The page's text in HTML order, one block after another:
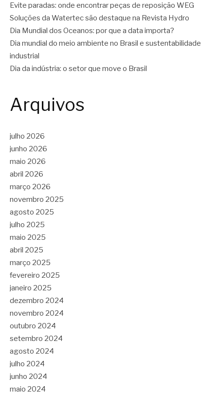
Evite paradas: onde encontrar peças de reposição WEG
Soluções da Watertec são destaque na Revista Hydro
Dia Mundial dos Oceanos: por que a data importa?
Dia mundial do meio ambiente no Brasil e sustentabilidade
industrial
Dia da indústria: o setor que move o Brasil
Arquivos
julho 2026
junho 2026
maio 2026
abril 2026
março 2026
novembro 2025
agosto 2025
julho 2025
maio 2025
abril 2025
março 2025
fevereiro 2025
janeiro 2025
dezembro 2024
novembro 2024
outubro 2024
setembro 2024
agosto 2024
julho 2024
junho 2024
maio 2024